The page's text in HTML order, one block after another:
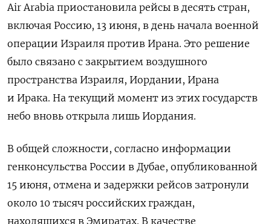
Air Arabia приостановила рейсы в десять стран,
включая Россию, 13 июня, в день начала военной
операции Израиля против Ирана. Это решение
было связано с закрытием воздушного
пространства Израиля, Иордании, Ирана
и Ирака. На текущий момент из этих государств
небо вновь открыла лишь Иордания.
В общей сложности, согласно информации
генконсульства России в Дубае, опубликованной
15 июня, отмена и задержки рейсов затронули
около 10 тысяч российских граждан,
находящихся в Эмиратах. В качестве